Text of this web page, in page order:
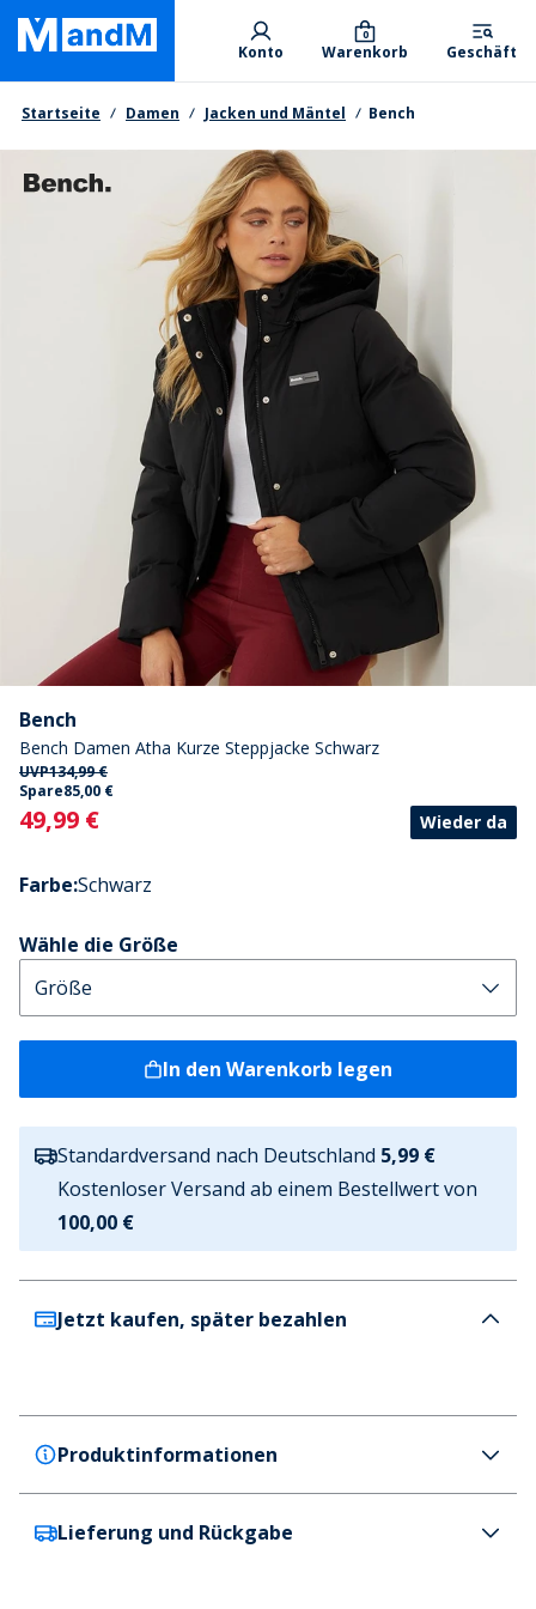
Skip
main
content
Primary departments
Konto Warenkorb
0
Geschäft
Brotkrumen
Startseite Damen Jacken und Mäntel Bench
Bench
Bench Damen Atha Kurze Steppjacke Schwarz
UVP134,99 €
Spare85,00 €
Current
49,99 € Wieder da
Farbe:Schwarz
Wähle die Größe
In den Warenkorb legen
Standardversand nach Deutschland 5,99 €
Kostenloser Versand ab einem Bestellwert von
100,00 €
Jetzt kaufen, später bezahlen
Produktinformationen
Bench
Lieferung und Rückgabe